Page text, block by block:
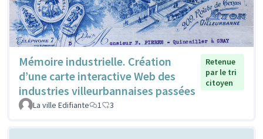
Mémoire industrielle. Création
d’une carte interactive Web des
industries villeurbannaises passées
Retenue
par le tri
citoyen
La ville Edifiante 1 3